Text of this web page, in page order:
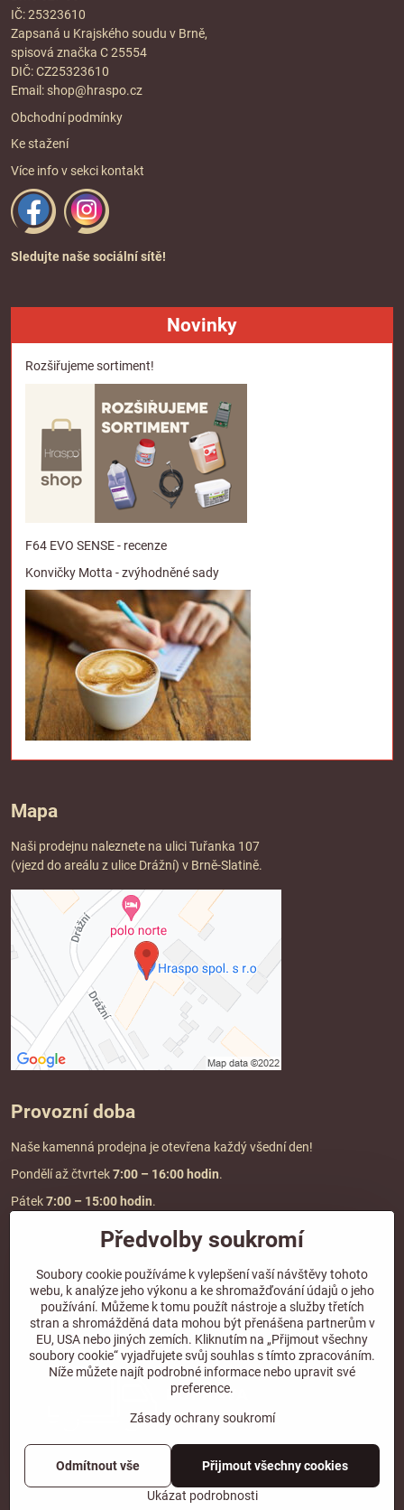
IČ: 25323610
Zapsaná u Krajského soudu v Brně,
spisová značka C 25554
DIČ: CZ25323610
Email: shop@hraspo.cz
Obchodní podmínky
Ke stažení
Více info v sekci kontakt
Sledujte naše sociální sítě!
Novinky
Rozšiřujeme sortiment!
F64 EVO SENSE - recenze
Konvičky Motta - zvýhodněné sady
Mapa
Naši prodejnu naleznete na ulici Tuřanka 107
(vjezd do areálu z ulice Drážní) v Brně-Slatině.
Provozní doba
Naše kamenná prodejna je otevřena každý všední den!
Pondělí až čtvrtek7:00 – 16:00 hodin.
Pátek7:00 – 15:00 hodin.
Doprava a platba
DOPRAVA ZDARMA
při objednávce nad2000 Kč vč. DPH.
*Nevztahuje se na paletovou přepravu.
©2026CopyrightPředvolby soukromíZásady ochrany soukromí
Vytvořeno systémem:ByznysWeb.cz
Předvolby soukromí
Soubory cookie používáme k vylepšení vaší návštěvy tohoto
webu, k analýze jeho výkonu a ke shromažďování údajů o jeho
používání. Můžeme k tomu použít nástroje a služby třetích
stran a shromážděná data mohou být přenášena partnerům v
EU, USA nebo jiných zemích. Kliknutím na „Přijmout všechny
soubory cookie“ vyjadřujete svůj souhlas s tímto zpracováním.
Níže můžete najít podrobné informace nebo upravit své
preference.
Zásady ochrany soukromí
Ukázat podrobnosti
Přijmout všechny cookies
Odmítnout vše